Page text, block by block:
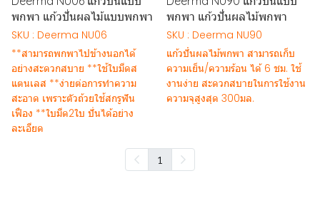
พกพา แก้วปั่นผลไม้แบบพกพา
SKU : Deerma NU06
**สามารถพกพาไปข้างนอกได้
อย่างสะดวกสบาย **ใช้ใบมีดส
แตนเลส **ง่ายต่อการทำความ
สะอาด เพราะตัวถ้วยใช้สกรูฟัน
เฟือง **ใบมีด2ใบ ปั่นได้อย่าง
ละเอียด
พกพา แก้วปั่่นผลไม้พกพา
SKU : Deerma NU90
แก้วปั่่นผลไม้พกพา สามารถเก็บ
ความเย็น/ความร้อน ได้ 6 ชม. ใช้
งานง่าย สะดวกสบายในการใช้งาน
ความจุสูงสุด 300มล.
1